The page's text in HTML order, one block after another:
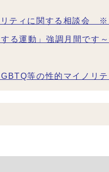
リティに関する相談会
る運動」強調月間です
等の性的マイノリ